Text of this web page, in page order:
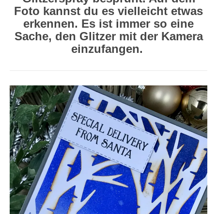
Foto kannst du es vielleicht etwas
erkennen. Es ist immer so eine
Sache, den Glitzer mit der Kamera
einzufangen.